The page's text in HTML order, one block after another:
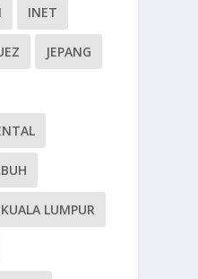
INET
JEPANG
KUALA LUMPUR